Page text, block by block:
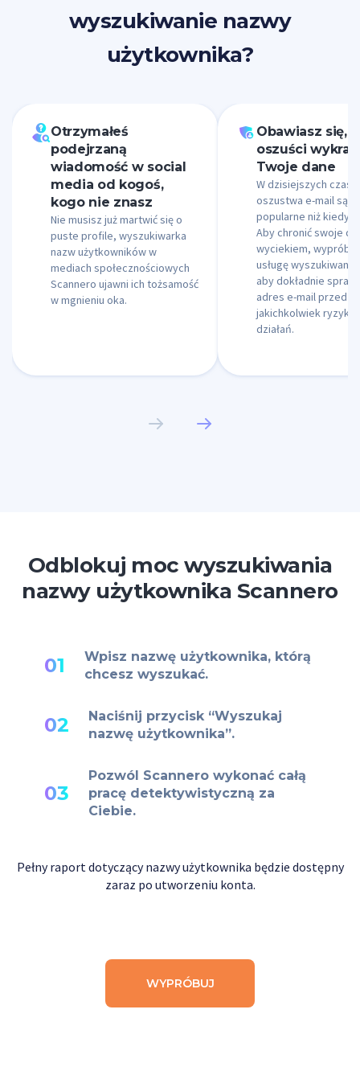
wyszukiwanie nazwy
użytkownika?
Otrzymałeś
podejrzaną
wiadomość w social
media od kogoś,
kogo nie znasz
Nie musisz już martwić się o
puste profile, wyszukiwarka
nazw użytkowników w
mediach społecznościowych
Scannero ujawni ich tożsamość
w mgnieniu oka.
Obawiasz się,
oszuści
Twoje dane
W dzisiejszych
oszustwa e-mail są
popularne niż
Aby chronić swoje
wyciekiem, wypróbuj
usługę wyszukiwania
aby dokładnie
adres e-mail przed
jakichkolwiek
działań.
Odblokuj moc wyszukiwania
nazwy użytkownika Scannero
01
Wpisz nazwę użytkownika, którą
chcesz wyszukać.
02
Naciśnij przycisk “Wyszukaj
nazwę użytkownika”.
03
Pozwól Scannero wykonać całą
pracę detektywistyczną za
Ciebie.
Pełny raport dotyczący nazwy użytkownika będzie dostępny
zaraz po utworzeniu konta.
WYPRÓBUJ